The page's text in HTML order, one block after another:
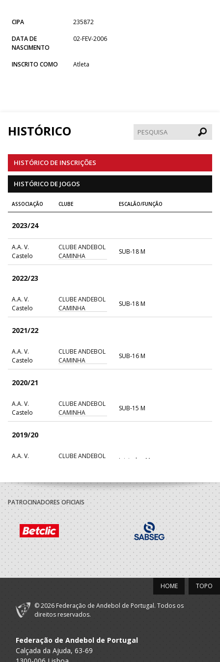
CIPA
235872
DATA DE
NASCIMENTO
02-FEV-2006
INSCRITO COMO Atleta
HISTÓRICO
HISTÓRICO DE INSCRIÇÕES
HISTÓRICO DE JOGOS
ASSOCIAÇÃO CLUBE ESCALÃO/FUNÇÃO
2023/24
A.A. V.
Castelo
CLUBE ANDEBOL
CAMINHA
SUB-18 M
2022/23
A.A. V.
Castelo
CLUBE ANDEBOL
CAMINHA
SUB-18 M
2021/22
A.A. V.
Castelo
CLUBE ANDEBOL
CAMINHA
SUB-16 M
2020/21
A.A. V.
Castelo
CLUBE ANDEBOL
CAMINHA
SUB-15 M
2019/20
A.A. V.
CLUBE ANDEBOL
Iniciados M
PATROCINADORES OFICIAIS
TOPO
HOME
© 2026 Federação de Andebol de Portugal. Todos os
direitos reservados.
Federação de Andebol de Portugal
Calçada da Ajuda, 63-69